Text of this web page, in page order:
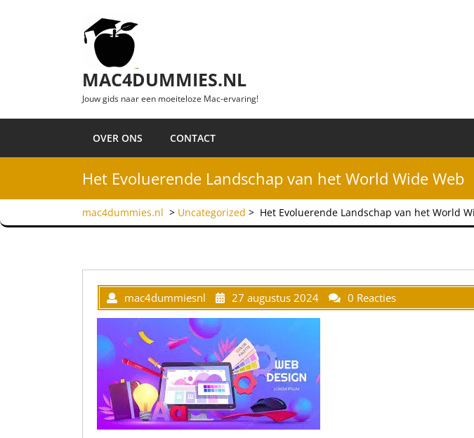
MAC4DUMMIES.NL
Jouw gids naar een moeiteloze Mac-ervaring!
OVER ONS CONTACT
Het Evoluerende Landschap van het World Wide Web
mac4dummies.nl > Uncategorized > Het Evoluerende Landschap van het World
mac4dummiesnl 27 augustus 2024 0 Reacties